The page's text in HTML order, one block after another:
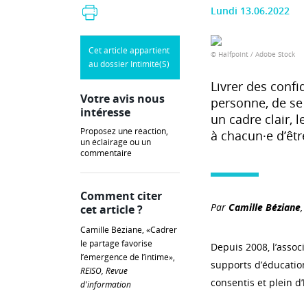
Lundi 13.06.2022
© Halfpoint / Adobe Stock
Livrer des
personne, de
un cadre clair,
à chacun·e
Par Camille Béziane
Depuis 2008,
supports
consentis et plein
Cet article appartient
au dossier Intimité(S)
Votre avis nous
intéresse
Proposez une réaction,
un éclairage ou un
commentaire
Comment citer
cet article ?
Camille Béziane, «Cadrer
le partage favorise
l’émergence de l’intime»,
REISO, Revue
d'information